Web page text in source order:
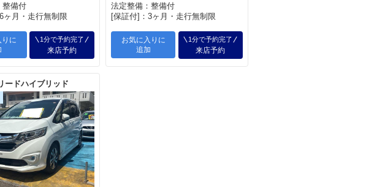
整備付
ヶ月・走行無制限
りに
1分で予約完了
来店予約
法定整備：整備付
[保証付]：3ヶ月・走行無制限
お気に入りに
追加
1分で予約完了
来店予約
ードハイブリッド